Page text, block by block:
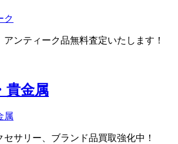
ンティーク品無料査定いたします！
貴金属
サリー、ブランド品買取強化中！